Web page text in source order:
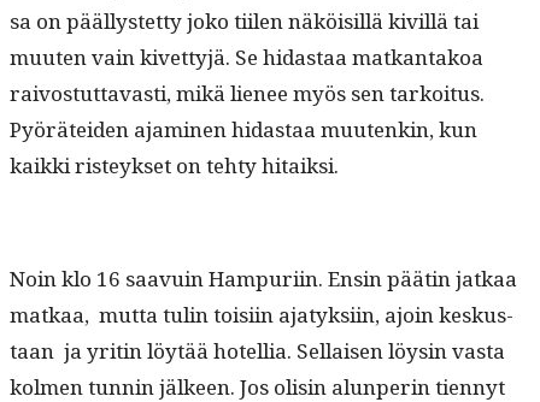
sa on päällystet­ty joko tiilen näköisil­lä kivil­lä tai
muuten vain kivet­tyjä. Se hidas­taa matkan­takoa
raivos­tut­tavasti, mikä lie­nee myös sen tarkoi­tus.
Pyörätei­den ajami­nen hidas­taa muutenkin, kun
kaik­ki risteyk­set on tehty hitaiksi.
Noin klo 16 saavuin Ham­puri­in. Ensin päätin jatkaa
matkaa, mut­ta tulin toisi­in ajatyk­si­in, ajoin keskus­
taan ja yritin löytää hotel­lia. Sel­l­aisen löysin vas­ta
kol­men tun­nin jäl­keen. Jos olisin alun­perin tien­nyt